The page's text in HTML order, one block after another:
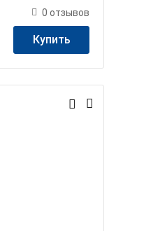
0 отзывов
Купить